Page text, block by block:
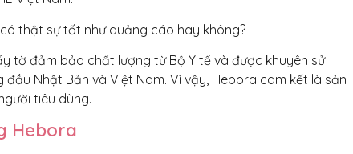
tờ đảm bảo chất lượng từ Bộ Y tế và được khuyên sử
Nhật Bản và Việt Nam. Vì vậy, Hebora cam kết là sản
tiêu dùng.
Hebora